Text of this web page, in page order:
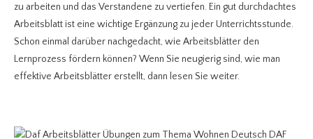
zu arbeiten und das Verstandene zu vertiefen. Ein gut durchdachtes
Arbeitsblatt ist eine wichtige Ergänzung zu jeder Unterrichtsstunde.
Schon einmal darüber nachgedacht, wie Arbeitsblätter den
Lernprozess fördern können? Wenn Sie neugierig sind, wie man
effektive Arbeitsblätter erstellt, dann lesen Sie weiter.